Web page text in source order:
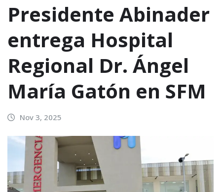
Presidente Abinader
entrega Hospital
Regional Dr. Ángel
María Gatón en SFM
Nov 3, 2025